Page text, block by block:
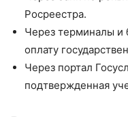
Росреестра.
Через терминалы
оплату
Через портал
подтвержденная